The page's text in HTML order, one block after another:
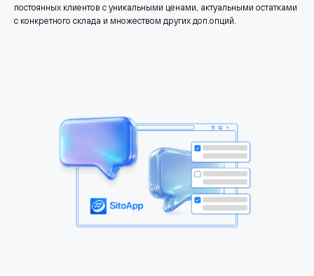
постоянных клиентов с уникальными ценами, актуальными остатками
с конкретного склада и множеством других доп.опций.